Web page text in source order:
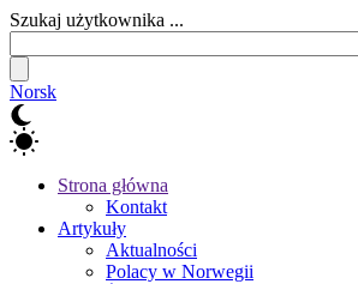
Szukaj użytkownika ...
Norsk
Strona główna
Kontakt
Artykuły
Aktualności
Polacy w Norwegii